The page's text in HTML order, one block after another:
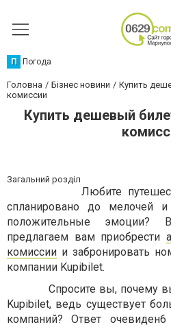
П Погода
Головна Бізнес новини
Купить
комиссии
Купить дешевый
Загальний розділ
Любите
спланировано до мелочей
положительные
предлагаем вам приобрести
комиссии и забронировать
компании Kupibilet.
Спросите вы, почему
Kupibilet, ведь существует
компаний? Ответ